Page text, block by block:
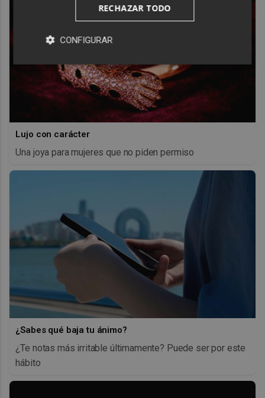
Lujo con carácter
Una joya para mujeres que no piden permiso
¿Sabes qué baja tu ánimo?
¿Te notas más irritable últimamente? Puede ser por este
hábito
RECHAZAR TODO
CONFIGURAR